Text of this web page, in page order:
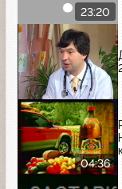
23:20
04:36